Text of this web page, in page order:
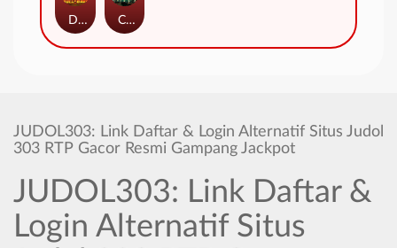
Duel at Dawn Cursed Crypt
JUDOL303: Link Daftar & Login Alternatif Situs Judol
303 RTP Gacor Resmi Gampang Jackpot
JUDOL303: Link Daftar &
Login Alternatif Situs